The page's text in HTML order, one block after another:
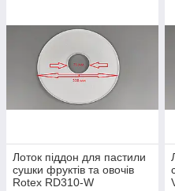
Лоток піддон для пастили
сушки фруктів та овочів
Rotex RD310-W